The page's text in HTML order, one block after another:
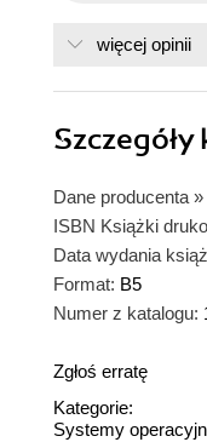
więcej opinii
Szczegóły
Dane producenta »
ISBN Książki
Data wydania
Format: B5
Numer z katalogu:
Zgłoś erratę
Kategorie:
Systemy